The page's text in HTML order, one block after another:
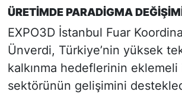
ÜRETİMDE PARADİGMA
EXPO3D İstanbul Fuar
Ünverdi, Türkiye’nin yüksek
kalkınma hedeflerinin eklemeli
sektörünün gelişimini